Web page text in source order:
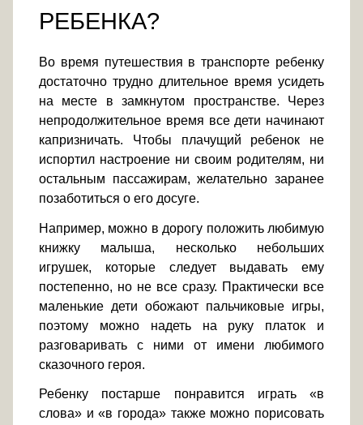
РЕБЕНКА?
Во время путешествия в транспорте ребенку
достаточно трудно длительное время усидеть
на месте в замкнутом пространстве. Через
непродолжительное время все дети начинают
капризничать. Чтобы плачущий ребенок не
испортил настроение ни своим родителям, ни
остальным пассажирам, желательно заранее
позаботиться о его досуге.
Например, можно в дорогу положить любимую
книжку малыша, несколько небольших
игрушек, которые следует выдавать ему
постепенно, но не все сразу. Практически все
маленькие дети обожают пальчиковые игры,
поэтому можно надеть на руку платок и
разговаривать с ними от имени любимого
сказочного героя.
Ребенку постарше понравится играть «в
слова» и «в города» также можно порисовать